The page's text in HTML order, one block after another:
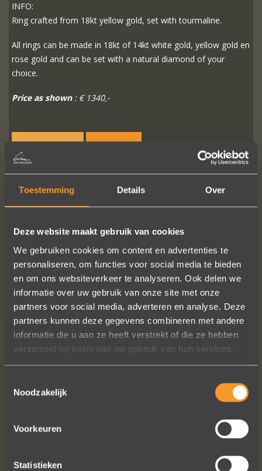
Toestemming Details Over
Deze website maakt gebruik van cookies
We gebruiken cookies om content en advertenties te
personaliseren, om functies voor social media te bieden
en om ons websiteverkeer te analyseren. Ook delen we
informatie over uw gebruik van onze site met onze
partners voor social media, adverteren en analyse. Deze
partners kunnen deze gegevens combineren met andere
informatie die u aan ze heeft verstrekt of die ze hebben
verzameld op basis van uw gebruik van hun services.
Noodzakelijk
Voorkeuren
Statistieken
INFO:
Ring crafted from 18kt yellow gold, set with tourmaline.
All rings can be made in 18kt of 14kt white gold, yellow gold en
rose gold and can be set with a natural diamond of your
choice.
Price as shown: € 1340,-
READ MORE ORDER?
A+ voor ontwerp, klantenservice.
Bedankt voor al je inspanningen en
geduld toen we deze ringen
ontdekten. Ze zijn gewoonweg perfect
jaar lang online naar ringen gekeken,